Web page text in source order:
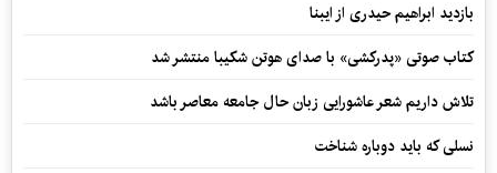
بازدید ابراهیم حیدری از ایبنا
کتاب صوتی «پدرکشی» با صدای هوتن شکیبا منتشر شد
تلاش داریم شعر عاشورایی زبان حال جامعه معاصر باشد
نسلی که باید دوباره شناخت